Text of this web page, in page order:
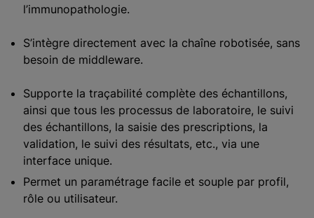
l’immunopathologie.
S’intègre directement avec la chaîne robotisée, sans
besoin de middleware.
Supporte la traçabilité complète des échantillons,
ainsi que tous les processus de laboratoire, le suivi
des échantillons, la saisie des prescriptions, la
validation, le suivi des résultats, etc., via une
interface unique.
Permet un paramétrage facile et souple par profil,
rôle ou utilisateur.